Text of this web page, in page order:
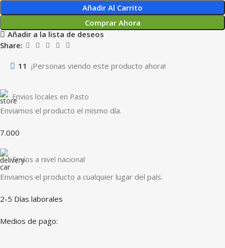
Añadir Al Carrito
Comprar Ahora
Añadir a la lista de deseos
Share:
11 ¡Personas viendo este producto ahora!
Envios locales en Pasto
Enviamos el producto el mismo día.
7.000
Envíos a nivel nacional
Enviamos el producto a cualquier lugar del país.
2-5 Días laborales
Medios de pago: